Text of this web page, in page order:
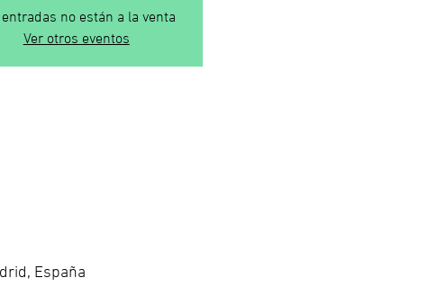
no están a la venta
Ver otros eventos
España